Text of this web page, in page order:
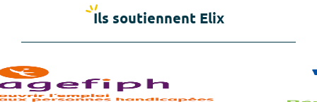
Ils soutiennent Elix